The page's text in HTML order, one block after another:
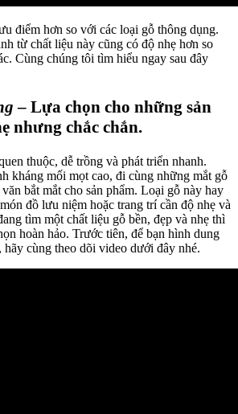
điểm hơn so với các loại gỗ thông dụng.
từ chất liệu này cũng có độ nhẹ hơn so
Cùng chúng tôi tìm hiểu ngay sau đây
– Lựa chọn cho những sản
nhưng chắc chắn.
thuộc, dễ trồng và phát triển nhanh.
kháng mối mọt cao, đi cùng những mắt gỗ
bắt mắt cho sản phẩm. Loại gỗ này hay
đồ lưu niệm hoặc trang trí cần độ nhẹ và
tìm một chất liệu gỗ bền, đẹp và nhẹ thì
hoàn hảo. Trước tiên, để bạn hình dung
hãy cùng theo dõi video dưới đây nhé.